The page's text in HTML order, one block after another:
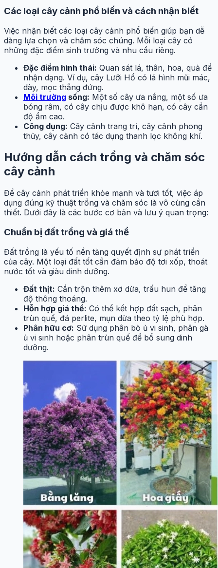
Các loại cây cảnh phổ biến và cách nhận biết
Việc nhận biết các loại cây cảnh phổ biến giúp bạn dễ
dàng lựa chọn và chăm sóc chúng. Mỗi loại cây có
những đặc điểm sinh trưởng và nhu cầu riêng.
Đặc điểm hình thái: Quan sát lá, thân, hoa, quả để
nhận dạng. Ví dụ, cây Lưỡi Hổ có lá hình mũi mác,
dày, mọc thẳng đứng.
Môi trường sống: Một số cây ưa nắng, một số ưa
bóng râm, có cây chịu được khô hạn, có cây cần
độ ẩm cao.
Công dụng: Cây cảnh trang trí, cây cảnh phong
thủy, cây cảnh có tác dụng thanh lọc không khí.
Hướng dẫn cách trồng và chăm sóc
cây cảnh
Để cây cảnh phát triển khỏe mạnh và tươi tốt, việc áp
dụng đúng kỹ thuật trồng và chăm sóc là vô cùng cần
thiết. Dưới đây là các bước cơ bản và lưu ý quan trọng:
Chuẩn bị đất trồng và giá thể
Đất trồng là yếu tố nền tảng quyết định sự phát triển
của cây. Một loại đất tốt cần đảm bảo độ tơi xốp, thoát
nước tốt và giàu dinh dưỡng.
Đất thịt: Cần trộn thêm xơ dừa, trấu hun để tăng
độ thông thoáng.
Hỗn hợp giá thể: Có thể kết hợp đất sạch, phân
trùn quế, đá perlite, mụn dừa theo tỷ lệ phù hợp.
Phân hữu cơ: Sử dụng phân bò ủ vi sinh, phân gà
ủ vi sinh hoặc phân trùn quế để bổ sung dinh
dưỡng.